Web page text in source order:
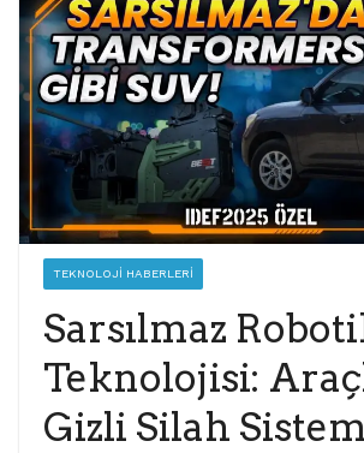
TEKNOLOJI HABERLERI
Sarsılmaz
Teknolojisi:
Gizli Silah